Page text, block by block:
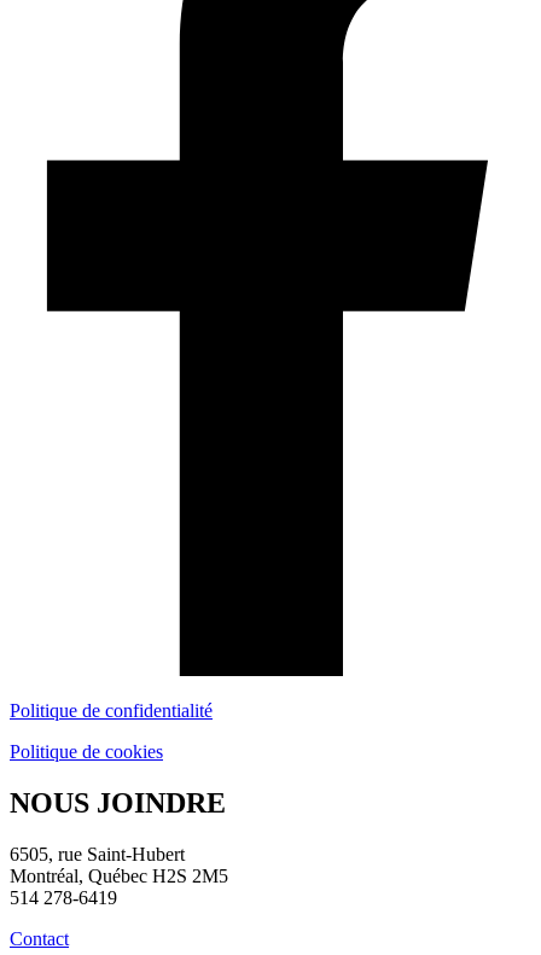
Politique de confidentialité
Politique de cookies
NOUS JOINDRE
6505, rue Saint-Hubert
Montréal, Québec H2S 2M5
514 278-6419
Contact